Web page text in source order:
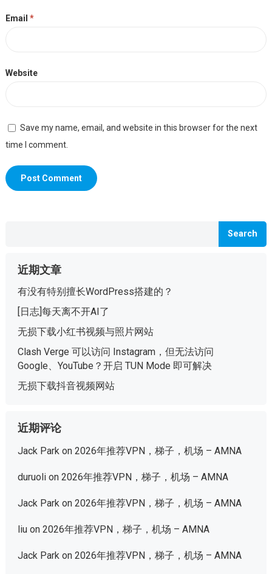
Email *
Website
Save my name, email, and website in this browser for the next
time I comment.
Search
近期文章
有没有特别擅长WordPress搭建的？
[日志]每天离不开AI了
无损下载小红书视频与照片网站
Clash Verge 可以访问 Instagram，但无法访问
Google、YouTube？开启 TUN Mode 即可解决
无损下载抖音视频网站
近期评论
Jack Parkon 2026年推荐VPN，梯子，机场 – AMNA
duruolion 2026年推荐VPN，梯子，机场 – AMNA
Jack Parkon 2026年推荐VPN，梯子，机场 – AMNA
liuon 2026年推荐VPN，梯子，机场 – AMNA
Jack Parkon 2026年推荐VPN，梯子，机场 – AMNA